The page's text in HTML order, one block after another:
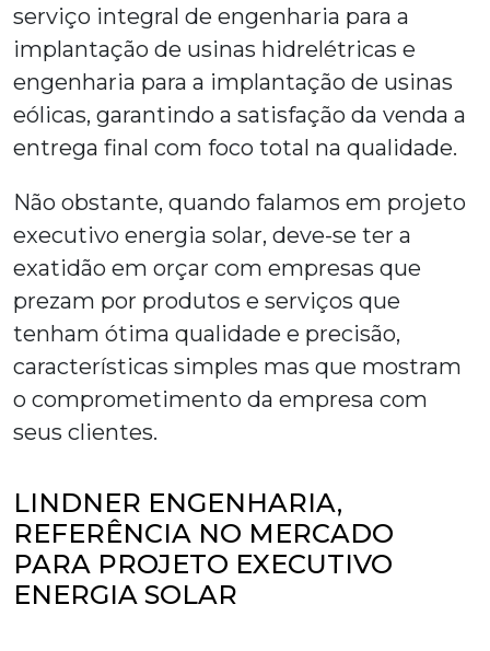
serviço integral de engenharia para a
implantação de usinas hidrelétricas e
engenharia para a implantação de usinas
eólicas, garantindo a satisfação da venda a
entrega final com foco total na qualidade.
Não obstante, quando falamos em projeto
executivo energia solar, deve-se ter a
exatidão em orçar com empresas que
prezam por produtos e serviços que
tenham ótima qualidade e precisão,
características simples mas que mostram
o comprometimento da empresa com
seus clientes.
LINDNER ENGENHARIA,
REFERÊNCIA NO MERCADO
PARA PROJETO EXECUTIVO
ENERGIA SOLAR